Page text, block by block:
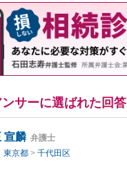
サーに選ばれた回答
宣麟 弁護士
東京都 > 千代田区